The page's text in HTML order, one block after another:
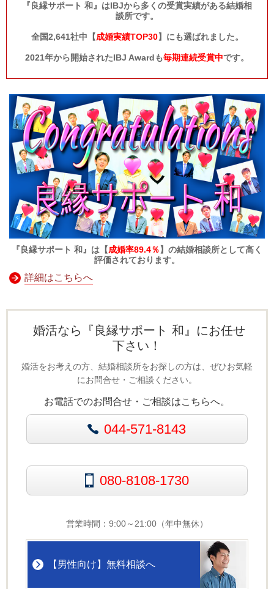
『良縁サポート 和』はIBJから多くの受賞実績がある結婚相
談所です。
全国2,641社中【成婚実績TOP30】にも選ばれました。
2021年から開始されたIBJ Awardも毎期連続受賞中です。
『良縁サポート 和』は【成婚率89.4％】の結婚相談所として高く
評価されております。
詳細はこちらへ
婚活なら『良縁サポート 和』にお任せ
下さい！
婚活をお考えの方、結婚相談所をお探しの方は、ぜひお気軽
にお問合せ・ご相談ください。
お電話でのお問合せ・ご相談はこちらへ。
044-571-8143
080-8108-1730
営業時間：9:00～21:00（年中無休）
【男性向け】無料相談へ